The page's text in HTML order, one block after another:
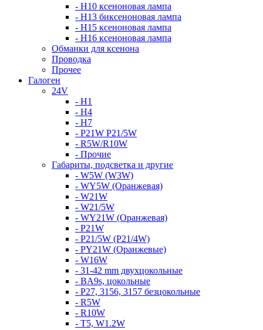
- H10 ксеноновая лампа
- H13 биксеноновая лампа
- H15 ксеноновая лампа
- H16 ксеноновая лампа
Обманки для ксенона
Проводка
Прочее
Галоген
24V
- H1
- H4
- H7
- P21W P21/5W
- R5W/R10W
- Прочие
Габариты, подсветка и другие
- W5W (W3W)
- WY5W (Оранжевая)
- W21W
- W21/5W
- WY21W (Оранжевая)
- P21W
- P21/5W (P21/4W)
- PY21W (Оранжевые)
- W16W
- 31-42 mm двухцокольные
- BA9s, цокольные
- P27, 3156, 3157 безцокольные
- R5W
- R10W
- T5, W1.2W